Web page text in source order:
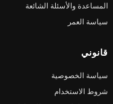
المساعدة والأسئلة الشائعة
سياسة العمر
قانوني
سياسة الخصوصية
شروط الاستخدام